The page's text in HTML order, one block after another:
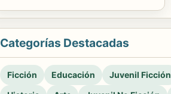
Categorías Destacadas
Ficción Educación Juvenil Ficción